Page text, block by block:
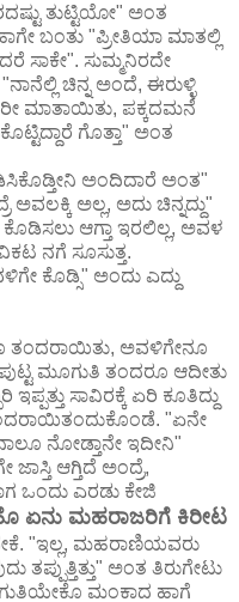
ತುಟ್ಟಿಯೋ" ಅಂತ
ಬಂತು "ಪ್ರೀತಿಯಾ ಮಾತಲ್ಲಿ
ಸಾಕೇ". ಸುಮ್ಮನಿರದೇ
ಚಿನ್ನ ಅಂದೆ, ಈರುಳ್ಳಿ
ಮಾತಾಯಿತು, ಪಕ್ಕದಮನೆ
ಗೊತ್ತಾ" ಅಂತ
ಅಂದಿದಾರೆ ಅಂತ"
ಅಲ್ಲ, ಅದು ಚಿನ್ನದ್ದು"
ಆಗ್ತಾ ಇರಲಿಲ್ಲ, ಅವಳ
ನಗೆ ಸೂಸುತ್ತ.
ಕೊಡ್ಸಿ" ಅಂದು ಎದ್ದು
ತಂದರಾಯಿತು, ಅವಳಿಗೇನೂ
ಮೂಗುತಿ ತಂದರೂ ಆದೀತು
ಸಾವಿರಕ್ಕೆ ಏರಿ ಕೂತಿದ್ದು
"ಏನೇ
ನೋಡ್ತಾನೇ ಇದೀನಿ"
ಜಾಸ್ತಿ ಆಗ್ತಿದೆ ಅಂದ್ರೆ,
ಒಂದು ಎರಡು ಕೇಜಿ
ಏನು ಮಹರಾಜರಿಗೆ ಕಿರೀಟ
"ಇಲ್ಲ, ಮಹರಾಣಿಯವರು
ತಪ್ಪುತ್ತಿತ್ತು" ಅಂತ ತಿರುಗೇಟು
ಮಂಕಾದ ಹಾಗೆ